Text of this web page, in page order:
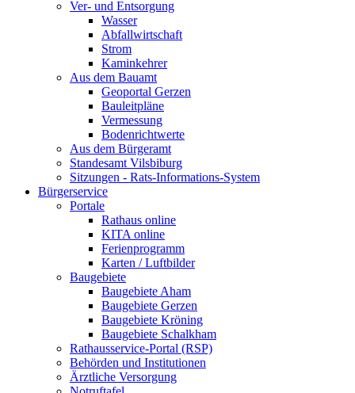
Ver- und Entsorgung
Wasser
Abfallwirtschaft
Strom
Kaminkehrer
Aus dem Bauamt
Geoportal Gerzen
Bauleitpläne
Vermessung
Bodenrichtwerte
Aus dem Bürgeramt
Standesamt Vilsbiburg
Sitzungen - Rats-Informations-System
Bürgerservice
Portale
Rathaus online
KITA online
Ferienprogramm
Karten / Luftbilder
Baugebiete
Baugebiete Aham
Baugebiete Gerzen
Baugebiete Kröning
Baugebiete Schalkham
Rathausservice-Portal (RSP)
Behörden und Institutionen
Ärztliche Versorgung